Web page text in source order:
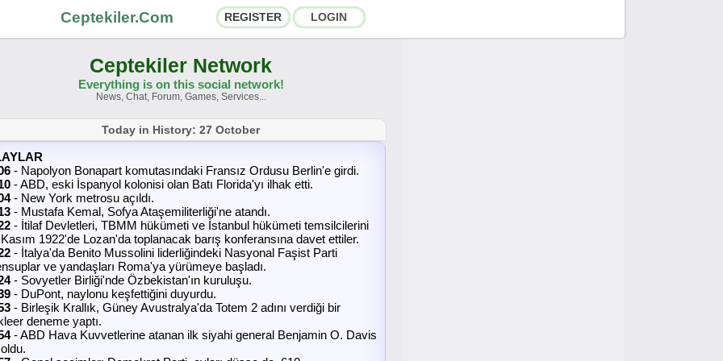
Ceptekiler.Com REGISTER LOGIN
Social Shares
Rooms App Ecosystem
Contact
Us
Ceptekiler.Com - v2025.01
Licence F.A.Q. C.S.
Ceptekiler Network
Everything is on this social network!
News, Chat, Forum, Games, Services...
Today in History: 27 October
- Napolyon Bonapart komutasındaki Fransız Ordusu Berlin'e girdi.
- ABD, eski İspanyol kolonisi olan Batı Florida'yı ilhak etti.
- New York metrosu açıldı.
- Mustafa Kemal, Sofya Ataşemiliterliği'ne atandı.
- İtilaf Devletleri, TBMM hükümeti ve İstanbul hükümeti temsilcilerini
1922'de Lozan'da toplanacak barış konferansına davet ettiler.
- İtalya'da Benito Mussolini liderliğindeki Nasyonal Faşist Parti
ve yandaşları Roma'ya yürümeye başladı.
- Sovyetler Birliği'nde Özbekistan'ın kuruluşu.
- DuPont, naylonu keşfettiğini duyurdu.
- Birleşik Krallık, Güney Avustralya'da Totem 2 adını verdiği bir
deneme yaptı.
- ABD Hava Kuvvetlerine atanan ilk siyahi general Benjamin O. Davis